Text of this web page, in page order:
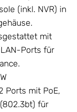
(inkl. NVR) in
mit
LAN-Ports für
Ports mit PoE,
für